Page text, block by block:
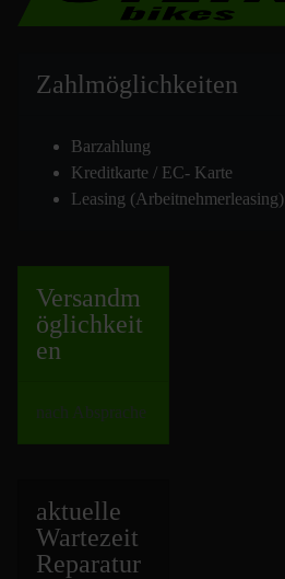
Zahlmöglichkeiten
Barzahlung
Kreditkarte / EC- Karte
Leasing (Arbeitnehmerleasing)
Versandm
öglichkeit
en
nach Absprache
aktuelle
Wartezeit
Reparatur